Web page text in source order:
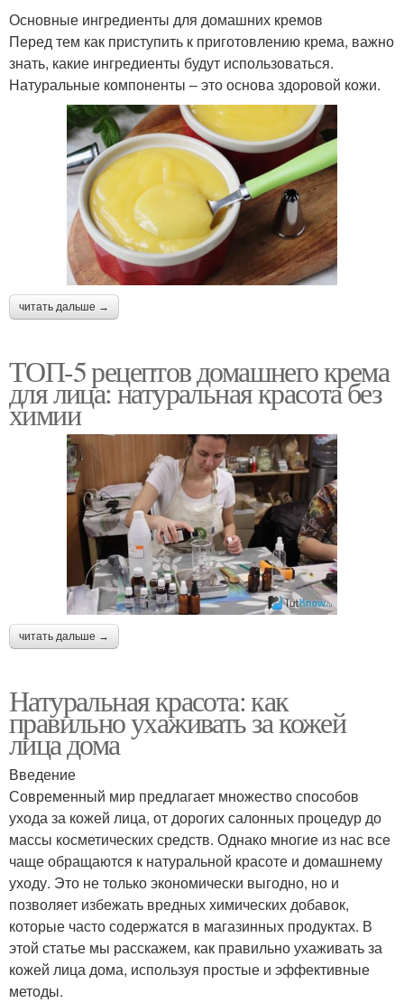
Основные ингредиенты для домашних кремов
Перед тем как приступить к приготовлению крема, важно
знать, какие ингредиенты будут использоваться.
Натуральные компоненты – это основа здоровой кожи.
читать дальше →
ТОП-5 рецептов домашнего крема
для лица: натуральная красота без
химии
читать дальше →
Натуральная красота: как
правильно ухаживать за кожей
лица дома
Введение
Современный мир предлагает множество способов
ухода за кожей лица, от дорогих салонных процедур до
массы косметических средств. Однако многие из нас все
чаще обращаются к натуральной красоте и домашнему
уходу. Это не только экономически выгодно, но и
позволяет избежать вредных химических добавок,
которые часто содержатся в магазинных продуктах. В
этой статье мы расскажем, как правильно ухаживать за
кожей лица дома, используя простые и эффективные
методы.